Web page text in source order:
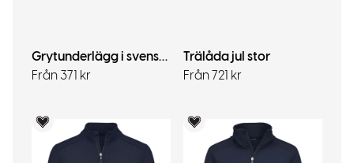
Grytunderlägg i svenskt stål
Från 371 kr
Trälåda jul stor
Från 721 kr
Voky Rekommenderar Voky Rekommenderar